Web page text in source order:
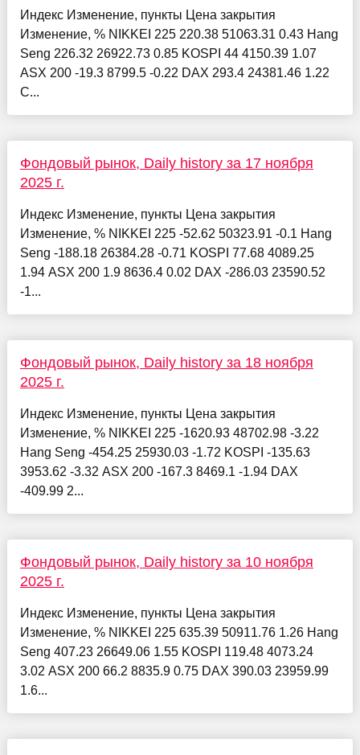
Индекс Изменение, пункты Цена закрытия
Изменение, % NIKKEI 225 220.38 51063.31 0.43 Hang
Seng 226.32 26922.73 0.85 KOSPI 44 4150.39 1.07
ASX 200 -19.3 8799.5 -0.22 DAX 293.4 24381.46 1.22
C...
Фондовый рынок, Daily history за 17 ноября
2025 г.
Индекс Изменение, пункты Цена закрытия
Изменение, % NIKKEI 225 -52.62 50323.91 -0.1 Hang
Seng -188.18 26384.28 -0.71 KOSPI 77.68 4089.25
1.94 ASX 200 1.9 8636.4 0.02 DAX -286.03 23590.52
-1...
Фондовый рынок, Daily history за 18 ноября
2025 г.
Индекс Изменение, пункты Цена закрытия
Изменение, % NIKKEI 225 -1620.93 48702.98 -3.22
Hang Seng -454.25 25930.03 -1.72 KOSPI -135.63
3953.62 -3.32 ASX 200 -167.3 8469.1 -1.94 DAX
-409.99 2...
Фондовый рынок, Daily history за 10 ноября
2025 г.
Индекс Изменение, пункты Цена закрытия
Изменение, % NIKKEI 225 635.39 50911.76 1.26 Hang
Seng 407.23 26649.06 1.55 KOSPI 119.48 4073.24
3.02 ASX 200 66.2 8835.9 0.75 DAX 390.03 23959.99
1.6...